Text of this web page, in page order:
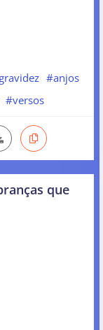
#anjos
#versos
que